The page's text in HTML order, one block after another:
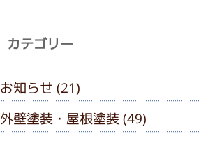
カテゴリー
お知らせ (21)
外壁塗装・屋根塗装 (49)